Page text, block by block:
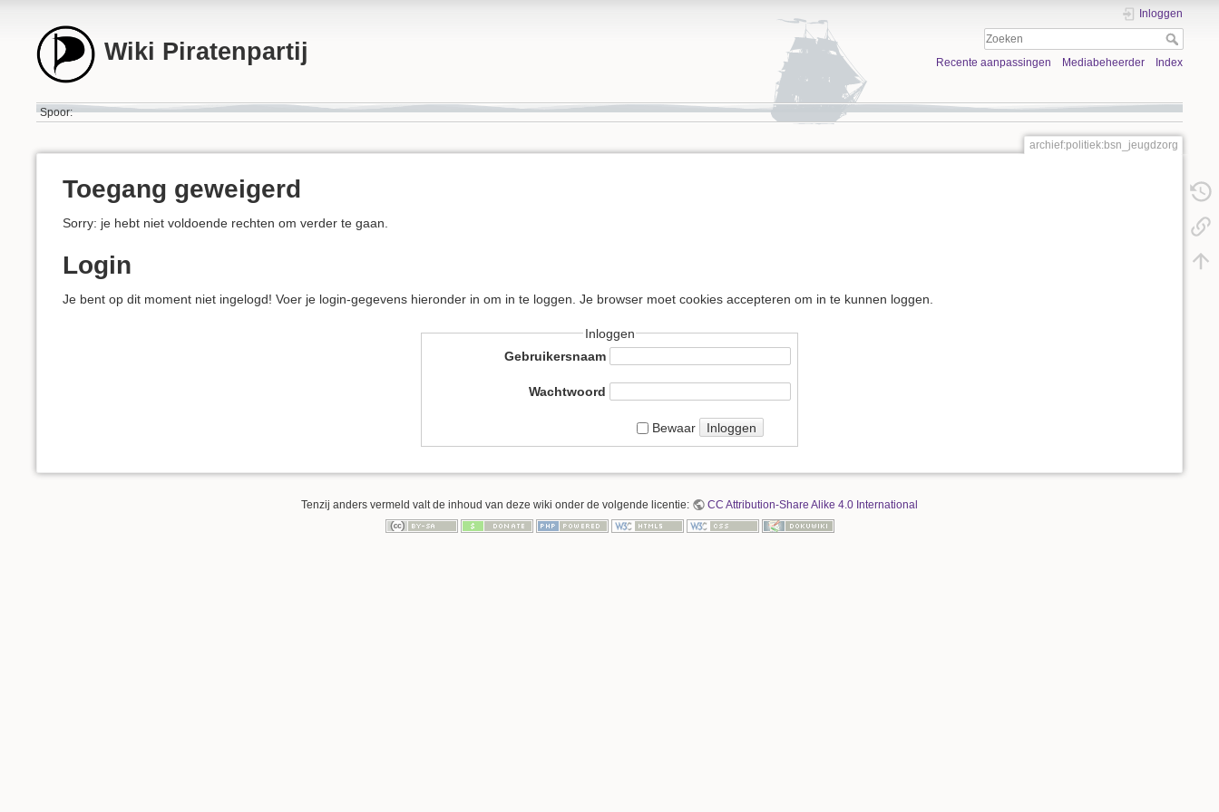
Wiki Piratenpartij
Inloggen
Recente aanpassingen Mediabeheerder Index
Spoor:
archief:politiek:bsn_jeugdzorg
Toegang geweigerd
Sorry: je hebt niet voldoende rechten om verder te gaan.
Login
Je bent op dit moment niet ingelogd! Voer je login-gegevens hieronder in om in te loggen. Je browser moet cookies accepteren om in te kunnen loggen.
Inloggen
Gebruikersnaam
Wachtwoord
Bewaar Inloggen
Tenzij anders vermeld valt de inhoud van deze wiki onder de volgende licentie: CC Attribution-Share Alike 4.0 International